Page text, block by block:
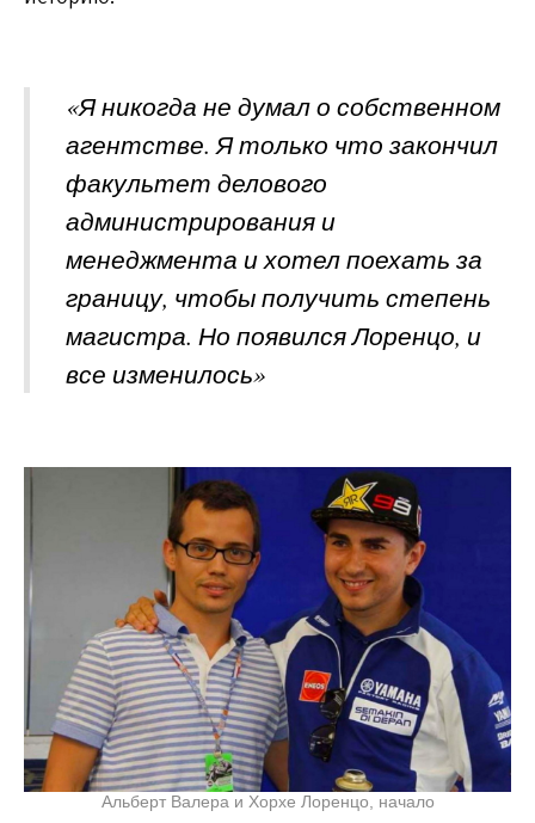
«Я никогда не думал о собственном
агентстве. Я только что закончил
факультет делового
администрирования и
менеджмента и хотел поехать за
границу, чтобы получить степень
магистра. Но появился Лоренцо, и
все изменилось»
Альберт Валера и Хорхе Лоренцо, начало